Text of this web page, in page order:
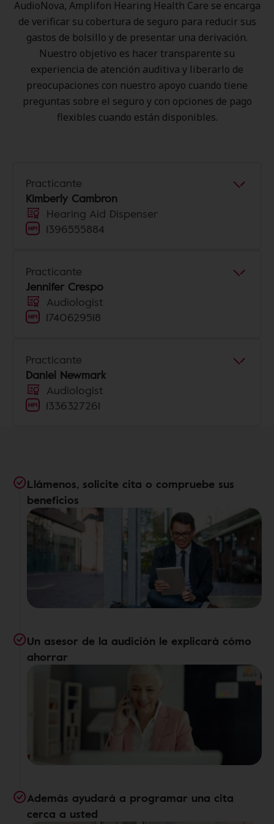
AudioNova, Amplifon Hearing Health Care se encarga
de verificar su cobertura de seguro para reducir sus
gastos de bolsillo y de presentar una derivación.
Nuestro objetivo es hacer transparente su
experiencia de atención auditiva y liberarlo de
preocupaciones con nuestro apoyo cuando tiene
preguntas sobre el seguro y con opciones de pago
flexibles cuando están disponibles.
Practicante
Kimberly Cambron
Hearing Aid Dispenser
1396555884
Practicante
Jennifer Crespo
Audiologist
1740629518
Practicante
Daniel Newmark
Audiologist
1336327261
Llámenos, solicite cita o compruebe sus
beneficios
Un asesor de la audición le explicará cómo
ahorrar
Además ayudará a programar una cita
cerca a usted